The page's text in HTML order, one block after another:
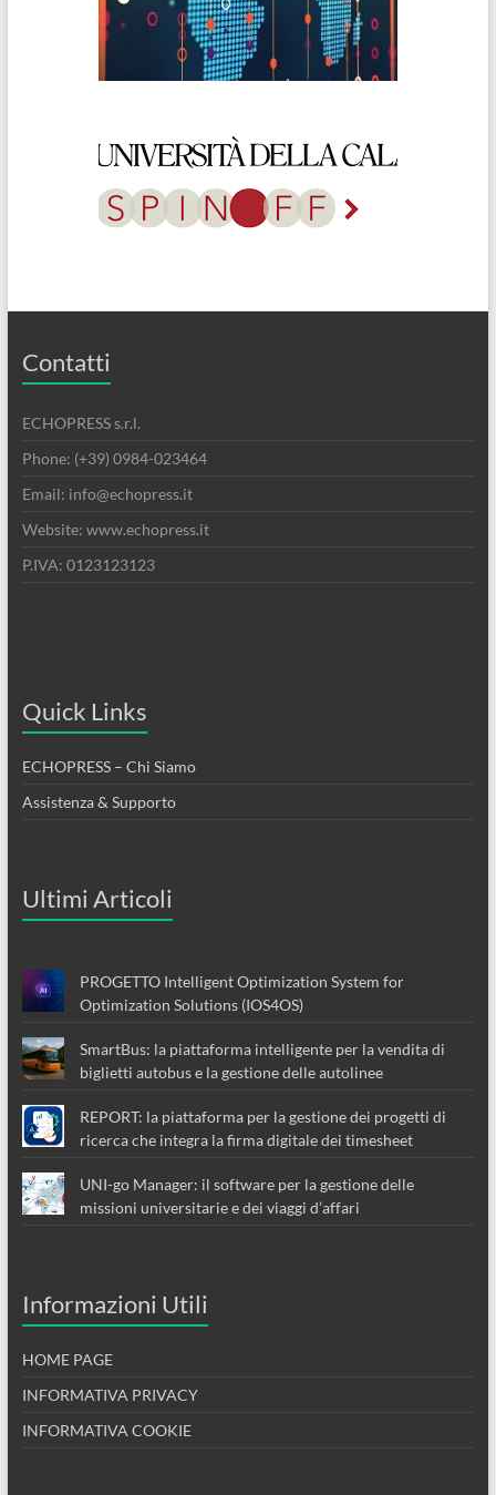
Contatti
ECHOPRESS s.r.l.
Phone: (+39) 0984-023464
Email: info@echopress.it
Website: www.echopress.it
P.IVA: 0123123123
Quick Links
ECHOPRESS – Chi Siamo
Assistenza & Supporto
Ultimi Articoli
PROGETTO Intelligent Optimization System for
Optimization Solutions (IOS4OS)
SmartBus: la piattaforma intelligente per la vendita di
biglietti autobus e la gestione delle autolinee
REPORT: la piattaforma per la gestione dei progetti di
ricerca che integra la firma digitale dei timesheet
UNI-go Manager: il software per la gestione delle
missioni universitarie e dei viaggi d’affari
Informazioni Utili
HOME PAGE
INFORMATIVA PRIVACY
INFORMATIVA COOKIE